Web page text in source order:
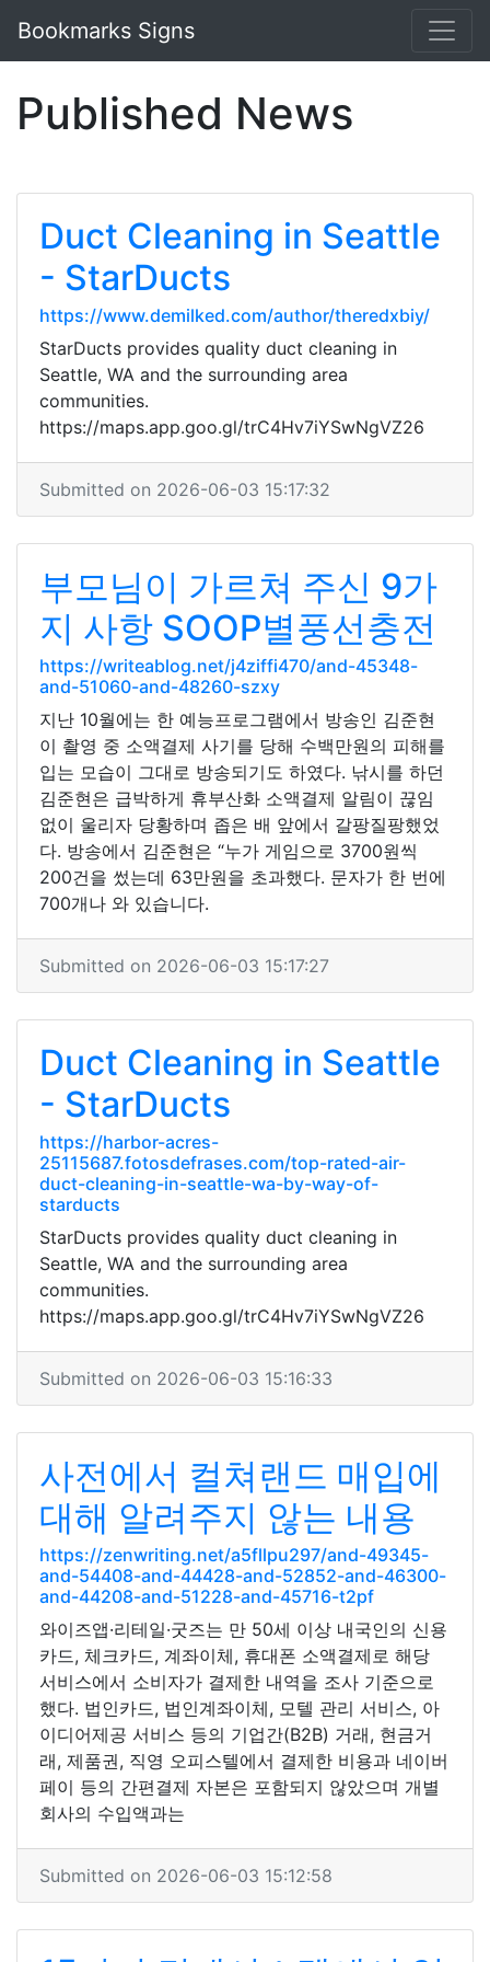
Bookmarks Signs
Published News
Duct Cleaning in Seattle
- StarDucts
https://www.demilked.com/author/theredxbiy/
StarDucts provides quality duct cleaning in
Seattle, WA and the surrounding area
communities.
https://maps.app.goo.gl/trC4Hv7iYSwNgVZ26
Submitted on 2026-06-03 15:17:32
부모님이 가르쳐 주신 9가
지 사항 SOOP별풍선충전
https://writeablog.net/j4ziffi470/and-45348-
and-51060-and-48260-szxy
지난 10월에는 한 예능프로그램에서 방송인 김준현
이 촬영 중 소액결제 사기를 당해 수백만원의 피해를
입는 모습이 그대로 방송되기도 하였다. 낚시를 하던
김준현은 급박하게 휴부산화 소액결제 알림이 끊임
없이 울리자 당황하며 좁은 배 앞에서 갈팡질팡했었
다. 방송에서 김준현은 “누가 게임으로 3700원씩
200건을 썼는데 63만원을 초과했다. 문자가 한 번에
700개나 와 있습니다.
Submitted on 2026-06-03 15:17:27
Duct Cleaning in Seattle
- StarDucts
https://harbor-acres-
25115687.fotosdefrases.com/top-rated-air-
duct-cleaning-in-seattle-wa-by-way-of-
starducts
StarDucts provides quality duct cleaning in
Seattle, WA and the surrounding area
communities.
https://maps.app.goo.gl/trC4Hv7iYSwNgVZ26
Submitted on 2026-06-03 15:16:33
사전에서 컬쳐랜드 매입에
대해 알려주지 않는 내용
https://zenwriting.net/a5fllpu297/and-49345-
and-54408-and-44428-and-52852-and-46300-
and-44208-and-51228-and-45716-t2pf
와이즈앱·리테일·굿즈는 만 50세 이상 내국인의 신용
카드, 체크카드, 계좌이체, 휴대폰 소액결제로 해당
서비스에서 소비자가 결제한 내역을 조사 기준으로
했다. 법인카드, 법인계좌이체, 모텔 관리 서비스, 아
이디어제공 서비스 등의 기업간(B2B) 거래, 현금거
래, 제품권, 직영 오피스텔에서 결제한 비용과 네이버
페이 등의 간편결제 자본은 포함되지 않았으며 개별
회사의 수입액과는
Submitted on 2026-06-03 15:12:58